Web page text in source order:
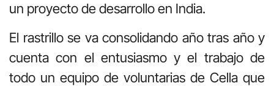
un proyecto de desarrollo en India.
El rastrillo se va consolidando año tras año y
cuenta con el entusiasmo y el trabajo de
todo un equipo de voluntarias de Cella que